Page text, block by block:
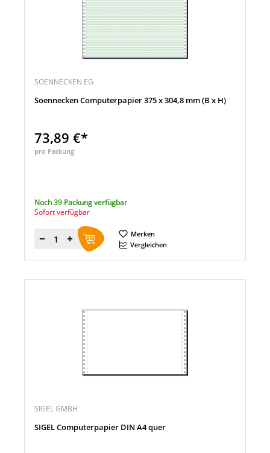
SOENNECKEN EG
Soennecken Computerpapier 375 x 304,8 mm (B x H)
73,89 €*
pro Packung
Noch 39 Packung verfügbar
Sofort verfügbar
Menge
Merken
Vergleichen
SIGEL GMBH
SIGEL Computerpapier DIN A4 quer